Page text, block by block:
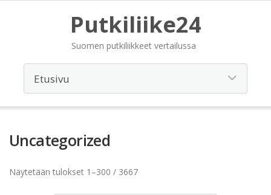
Putkiliike24
Suomen putkiliikkeet vertailussa
Uncategorized
Näytetään tulokset 1–300 / 3667